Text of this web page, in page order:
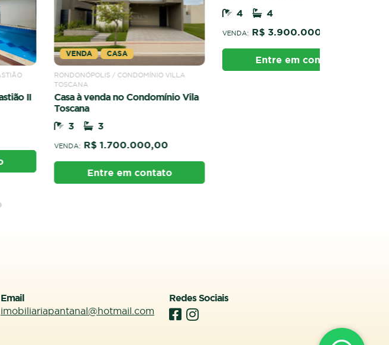
VENDA CASA
RONDONÓPOLIS / CONDOMÍNIO VILLA
Casa à venda no Condomínio Vila
R$ 1.700.000,00
Entre em contato
RONDONÓPOLIS / CONDOMÍNIO DO
BOSQUE II
Casa à Venda Condomínio Bosque
Email
imobiliariapantanal@hotmail.com
Redes Sociais